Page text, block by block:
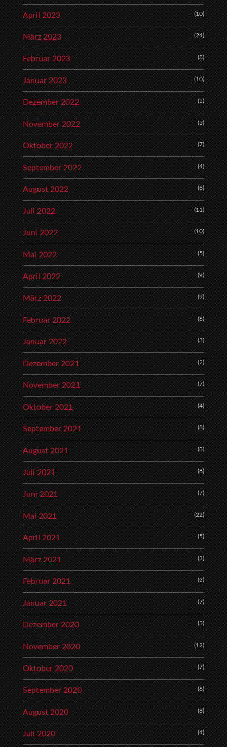
April 2023 (10)
März 2023 (24)
Februar 2023 (8)
Januar 2023 (10)
Dezember 2022 (5)
November 2022 (5)
Oktober 2022 (7)
September 2022 (4)
August 2022 (6)
Juli 2022 (11)
Juni 2022 (10)
Mai 2022 (5)
April 2022 (9)
März 2022 (9)
Februar 2022 (6)
Januar 2022 (3)
Dezember 2021 (2)
November 2021 (7)
Oktober 2021 (4)
September 2021 (8)
August 2021 (8)
Juli 2021 (8)
Juni 2021 (7)
Mai 2021 (22)
April 2021 (5)
März 2021 (3)
Februar 2021 (3)
Januar 2021 (7)
Dezember 2020 (3)
November 2020 (12)
Oktober 2020 (7)
September 2020 (6)
August 2020 (8)
Juli 2020 (4)